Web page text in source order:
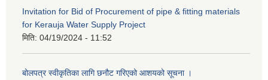
Invitation for Bid of Procurement of pipe & fitting materials
for Kerauja Water Supply Project
मिति: 04/19/2024 - 11:52
बोलपत्र स्वीकृतिका लागि छनौट गरिएको आशयको सूचना ।